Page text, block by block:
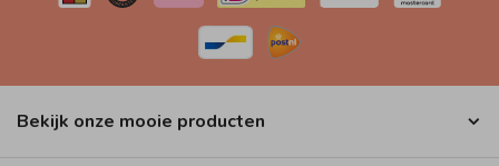
Bekijk onze mooie producten